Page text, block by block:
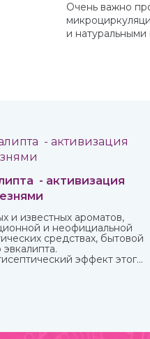
Очень важно
и
- активизация
и известных ароматов,
и неофициальной
средствах, бытовой
эффект этого
часто относят к хвойным,